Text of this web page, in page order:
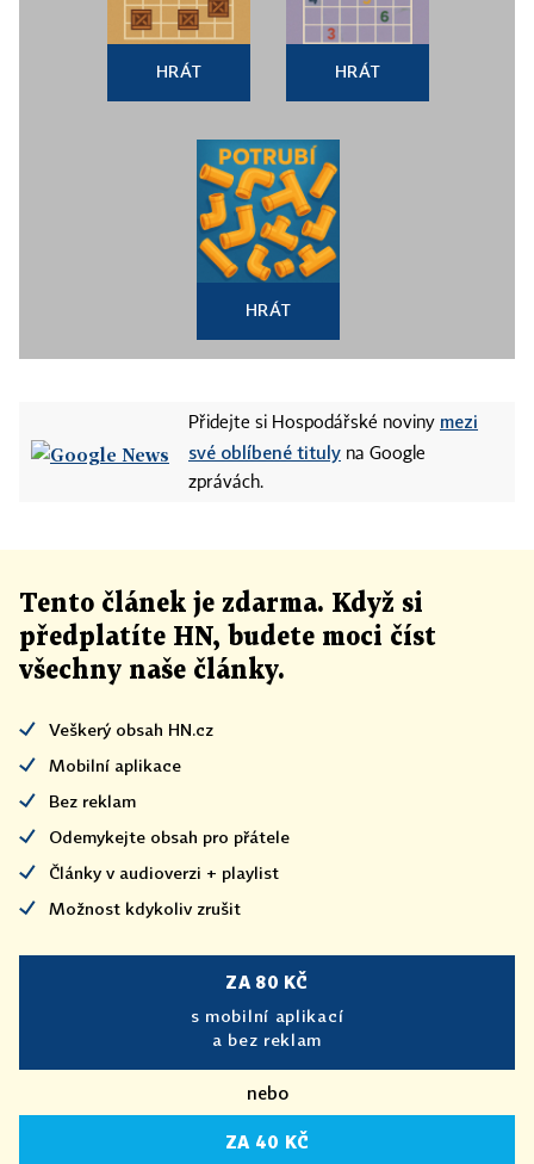
HRÁT HRÁT
HRÁT
Přidejte si Hospodářské noviny mezi
své oblíbené tituly na Google
zprávách.
Tento článek je zdarma. Když si
předplatíte HN, budete moci číst
všechny naše články.
Veškerý obsah HN.cz
Mobilní aplikace
Bez reklam
Odemykejte obsah pro přátele
Články v audioverzi + playlist
Možnost kdykoliv zrušit
ZA 80 KČ
s mobilní aplikací
a bez reklam
nebo
ZA 40 KČ